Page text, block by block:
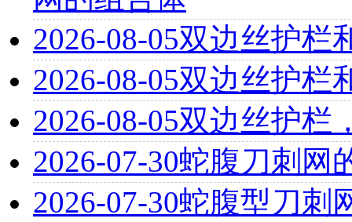
2026-08-05双边丝护栏
2026-08-05双边丝护栏
2026-08-05双边丝护栏
2026-07-30蛇腹刀刺网
2026-07-30蛇腹型刀刺